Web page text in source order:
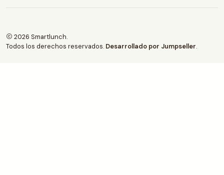
2026 Smartlunch.
Todos los derechos reservados. Desarrollado por Jumpseller.